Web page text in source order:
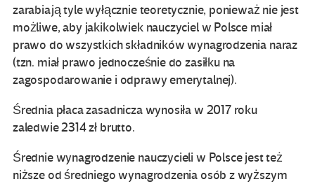
zarabiają tyle wyłącznie teoretycznie, ponieważ nie jest
możliwe, aby jakikolwiek nauczyciel w Polsce miał
prawo do wszystkich składników wynagrodzenia naraz
(tzn. miał prawo jednocześnie do zasiłku na
zagospodarowanie i odprawy emerytalnej).
Średnia płaca zasadnicza wynosiła w 2017 roku
zaledwie 2314 zł brutto.
Średnie wynagrodzenie nauczycieli w Polsce jest też
niższe od średniego wynagrodzenia osób z wyższym